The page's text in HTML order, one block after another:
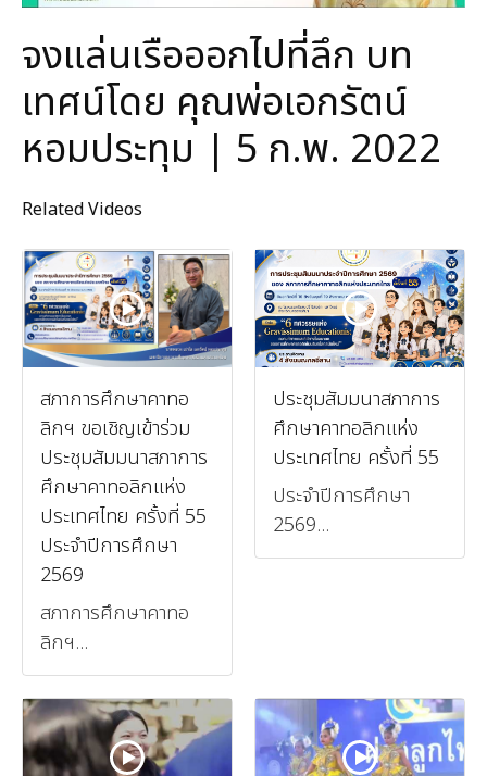
จงแล่นเรือออกไปที่ลึก บท
เทศน์โดย คุณพ่อเอกรัตน์
หอมประทุม | 5 ก.พ. 2022
Related Videos
สภาการศึกษาคาทอ
ลิกฯ ขอเชิญเข้าร่วม
ประชุมสัมมนาสภาการ
ศึกษาคาทอลิกแห่ง
ประเทศไทย ครั้งที่ 55
ประจำปีการศึกษา
2569
สภาการศึกษาคาทอ
ลิกฯ...
ประชุมสัมมนาสภาการ
ศึกษาคาทอลิกแห่ง
ประเทศไทย ครั้งที่ 55
ประจำปีการศึกษา
2569...